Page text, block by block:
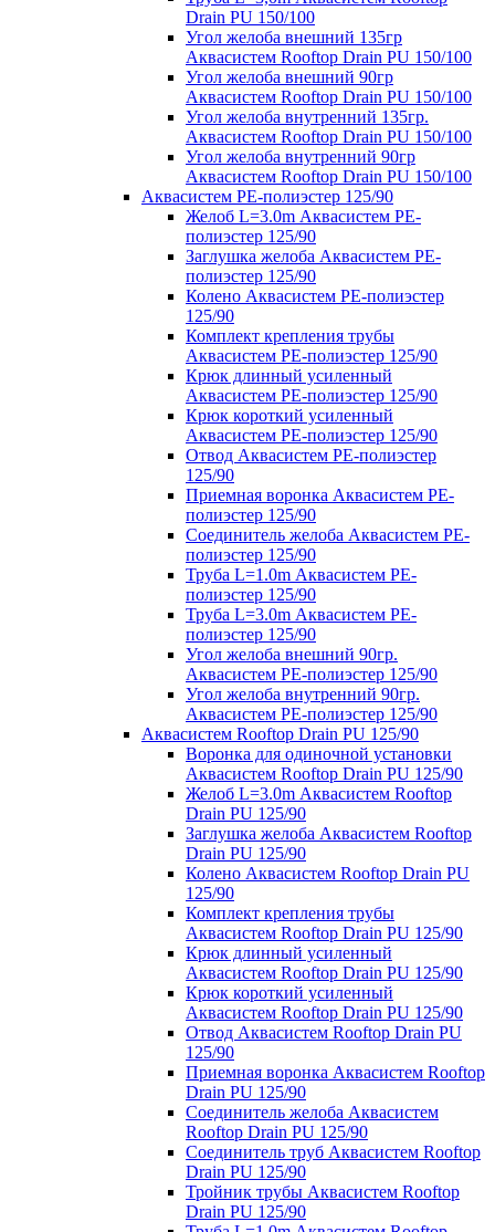
Drain PU 150/100
Угол желоба внешний 135гр
Аквасистем Rooftop Drain PU 150/100
Угол желоба внешний 90гр
Аквасистем Rooftop Drain PU 150/100
Угол желоба внутренний 135гр.
Аквасистем Rooftop Drain PU 150/100
Угол желоба внутренний 90гр
Аквасистем Rooftop Drain PU 150/100
Аквасистем PE-полиэстер 125/90
Желоб L=3.0m Аквасистем PE-
полиэстер 125/90
Заглушка желоба Аквасистем PE-
полиэстер 125/90
Колено Аквасистем PE-полиэстер
125/90
Комплект крепления трубы
Аквасистем PE-полиэстер 125/90
Крюк длинный усиленный
Аквасистем PE-полиэстер 125/90
Крюк короткий усиленный
Аквасистем PE-полиэстер 125/90
Отвод Аквасистем РЕ-полиэстер
125/90
Приемная воронка Аквасистем PE-
полиэстер 125/90
Соединитель желоба Аквасистем PE-
полиэстер 125/90
Труба L=1.0m Аквасистем PE-
полиэстер 125/90
Труба L=3.0m Аквасистем PE-
полиэстер 125/90
Угол желоба внешний 90гр.
Аквасистем PE-полиэстер 125/90
Угол желоба внутренний 90гр.
Аквасистем PE-полиэстер 125/90
Аквасистем Rooftop Drain PU 125/90
Воронка для одиночной установки
Аквасистем Rooftop Drain PU 125/90
Желоб L=3.0m Аквасистем Rooftop
Drain PU 125/90
Заглушка желоба Аквасистем Rooftop
Drain PU 125/90
Колено Аквасистем Rooftop Drain PU
125/90
Комплект крепления трубы
Аквасистем Rooftop Drain PU 125/90
Крюк длинный усиленный
Аквасистем Rooftop Drain PU 125/90
Крюк короткий усиленный
Аквасистем Rooftop Drain PU 125/90
Отвод Аквасистем Rooftop Drain PU
125/90
Приемная воронка Аквасистем Rooftop
Drain PU 125/90
Соединитель желоба Аквасистем
Rooftop Drain PU 125/90
Соединитель труб Аквасистем Rooftop
Drain PU 125/90
Тройник трубы Аквасистем Rooftop
Drain PU 125/90